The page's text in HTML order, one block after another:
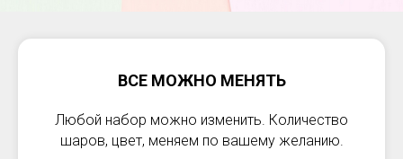
ВСЕ МОЖНО МЕНЯТЬ
Любой набор можно изменить. Количество
шаров, цвет, меняем по вашему желанию.